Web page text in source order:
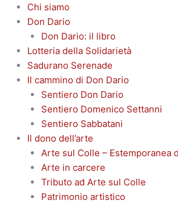
Chi siamo
Don Dario
Don Dario: il libro
Lotteria della Solidarietà
Sadurano Serenade
Il cammino di Don Dario
Sentiero Don Dario
Sentiero Domenico Settanni
Sentiero Sabbatani
Il dono dell’arte
Arte sul Colle – Estemporanea
Arte in carcere
Tributo ad Arte sul Colle
Patrimonio artistico